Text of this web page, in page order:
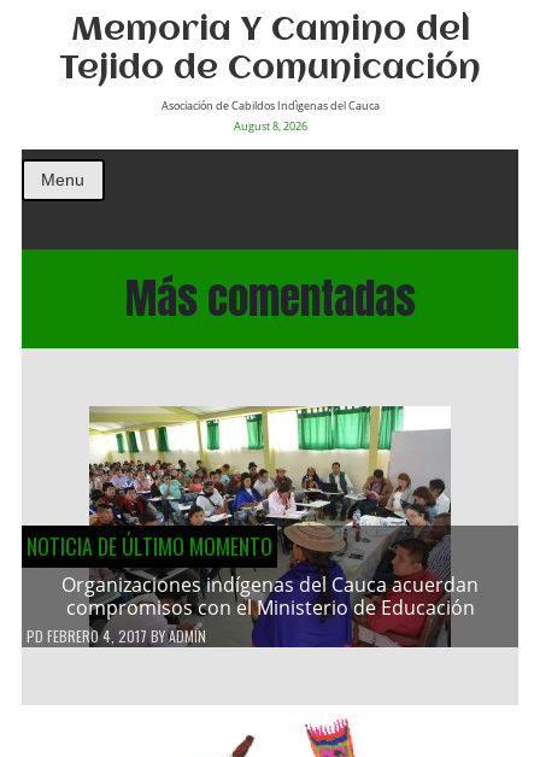
Memoria Y Camino del
Tejido de Comunicación
Asociación de Cabildos Indìgenas del Cauca
August 8, 2026
Menu
Más comentadas
NOTICIA DE ÚLTIMO MOMENTO
Organizaciones indígenas del Cauca acuerdan
compromisos con el Ministerio de Educación
PD FEBRERO 4, 2017 BYADMIN